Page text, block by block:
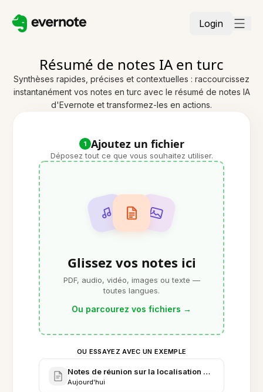
Login
Résumé de notes IA en turc
Synthèses rapides, précises et contextuelles : raccourcissez
instantanément vos notes en turc avec le résumé de notes IA
d'Evernote et transformez-les en actions.
1 Ajoutez un fichier
Déposez tout ce que vous souhaitez utiliser.
Glissez vos notes ici
PDF, audio, vidéo, images ou texte —
toutes langues.
Ou parcourez vos fichiers →
OU ESSAYEZ AVEC UN EXEMPLE
Notes de réunion sur la localisation produit -
Aujourd'hui